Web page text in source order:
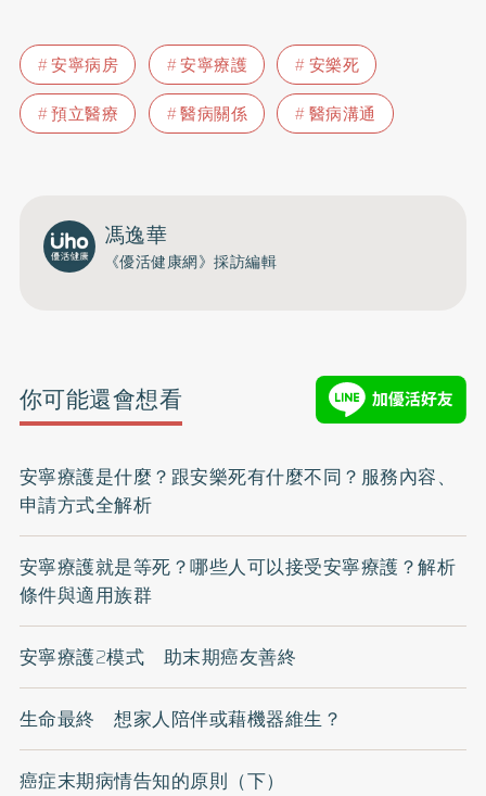
安寧病房 安寧療護
安樂死
預立醫療
醫病關係 醫病溝通
馮逸華
《優活健康網》採訪編輯
你可能還會想看
安寧療護是什麼？跟安樂死有什麼不同？服務內容、
申請方式全解析
安寧療護就是等死？哪些人可以接受安寧療護？解析
條件與適用族群
安寧療護2模式 助末期癌友善終
生命最終 想家人陪伴或藉機器維生？
癌症末期病情告知的原則（下）